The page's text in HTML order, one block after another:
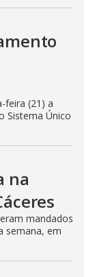
feira (21) a
Sistema Único
na
mandados
semana, em